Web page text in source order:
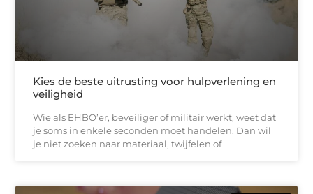
Kies de beste uitrusting voor hulpverlening en
veiligheid
Wie als EHBO’er, beveiliger of militair werkt, weet dat
je soms in enkele seconden moet handelen. Dan wil
je niet zoeken naar materiaal, twijfelen of